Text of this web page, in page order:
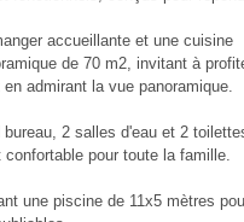
accueillante et une cuisine
de 70 m2, invitant à
admirant la vue panoramique.
2 salles d'eau et 2
pour toute la famille.
une piscine de 11x5 mètres